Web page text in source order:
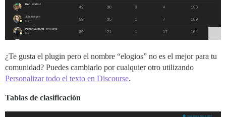
¿Te gusta el plugin pero el nombre “elogios” no es el mejor para tu
comunidad? Puedes cambiarlo por cualquier otro utilizando
Personalizar todo el texto en Discourse.
Tablas de clasificación